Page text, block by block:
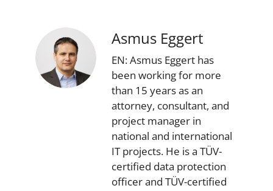
Asmus Eggert
EN: Asmus Eggert has
been working for more
than 15 years as an
attorney, consultant, and
project manager in
national and international
IT projects. He is a TÜV-
certified data protection
officer and TÜV-certified